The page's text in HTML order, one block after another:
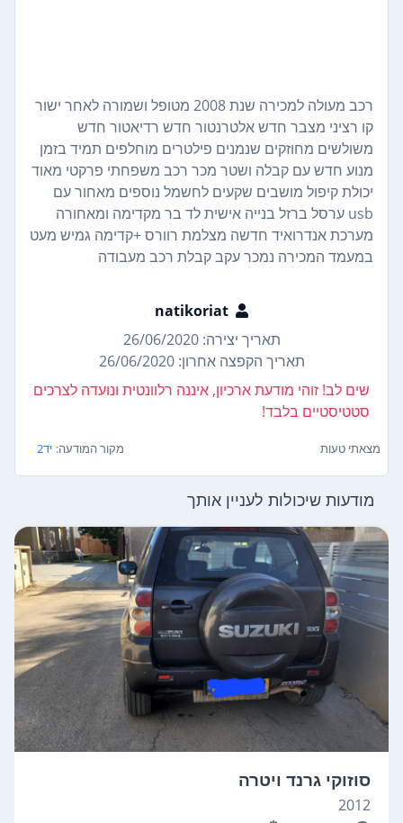
רכב מעולה למכירה שנת 2008 מטופל ושמורה לאחר ישור
קו רציני מצבר חדש אלטרנטור חדש רדיאטור חדש
משולשים מחוזקים שנמנים פילטרים מוחלפים תמיד בזמן
מנוע חדש עם קבלה ושטר מכר רכב משפחתי פרקטי מאוד
יכולת קיפול מושבים שקעים לחשמל נוספים מאחור עם
usb ערסל ברזל בנייה אישית לד בר מקדימה ומאחורה
מערכת אנדרואיד חדשה מצלמת רוורס +קדימה גמיש מעט
במעמד המכירה נמכר עקב קבלת רכב מעבודה
natikoriat
תאריך יצירה: 26/06/2020
תאריך הקפצה אחרון: 26/06/2020
שים לב! זוהי מודעת ארכיון, איננה רלוונטית ונועדה לצרכים
סטטיסטיים בלבד!
מצאתי טעות מקור המודעה: יד2
מודעות שיכולות לעניין אותך
סוזוקי גרנד ויטרה
2012